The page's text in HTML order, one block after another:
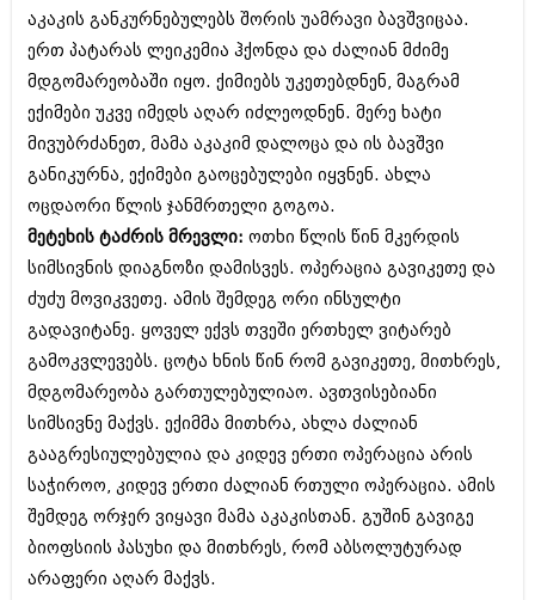
აკაკის განკურნებულებს შორის უამრავი ბავშვიცაა.
ერთ პატარას ლეიკემია ჰქონდა და ძალიან მძიმე
მდგომარეობაში იყო. ქიმიებს უკეთებდნენ, მაგრამ
ექიმები უკვე იმედს აღარ იძლეოდნენ. მერე ხატი
მივუბრძანეთ, მამა აკაკიმ დალოცა და ის ბავშვი
განიკურნა, ექიმები გაოცებულები იყვნენ. ახლა
ოცდაორი წლის ჯანმრთელი გოგოა.
მეტეხის ტაძრის მრევლი: ოთხი წლის წინ მკერდის
სიმსივნის დიაგნოზი დამისვეს. ოპერაცია გავიკეთე და
ძუძუ მოვიკვეთე. ამის შემდეგ ორი ინსულტი
გადავიტანე. ყოველ ექვს თვეში ერთხელ ვიტარებ
გამოკვლევებს. ცოტა ხნის წინ რომ გავიკეთე, მითხრეს,
მდგომარეობა გართულებულიაო. ავთვისებიანი
სიმსივნე მაქვს. ექიმმა მითხრა, ახლა ძალიან
გააგრესიულებულია და კიდევ ერთი ოპერაცია არის
საჭიროო, კიდევ ერთი ძალიან რთული ოპერაცია. ამის
შემდეგ ორჯერ ვიყავი მამა აკაკისთან. გუშინ გავიგე
ბიოფსიის პასუხი და მითხრეს, რომ აბსოლუტურად
არაფერი აღარ მაქვს.